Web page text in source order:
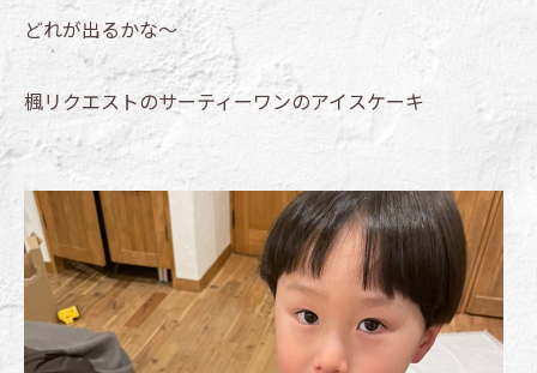
どれが出るかな〜
楓リクエストのサーティーワンのアイスケーキ